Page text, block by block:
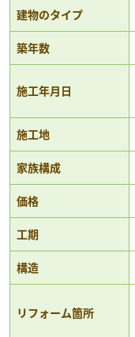
建物のタイプ
築年数
施工年月日
施工地
家族構成
価格
工期
構造
リフォーム箇所